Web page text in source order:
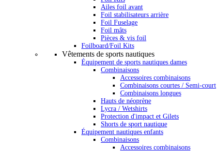
Ailes foil avant
Foil stabilisateurs arrière
Foil Fuselage
Foil mâts
Pièces & vis foil
Foilboard/Foil Kits
Vêtements de sports nautiques
Équipement de sports nautiques dames
Combinaisons
Accessoires combinaisons
Combinaisons courtes / Semi-court
Combinaisons longues
Hauts de néoprène
Lycra / Wetshirts
Protection d'impact et Gilets
Shorts de sport nautique
Équipement nautiques enfants
Combinaisons
Accessoires combinaisons